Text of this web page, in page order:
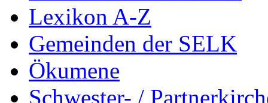
Lexikon A-Z
Gemeinden der SELK
Ökumene
Schwester- /